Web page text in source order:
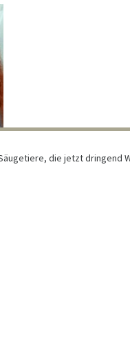
die jetzt dringend